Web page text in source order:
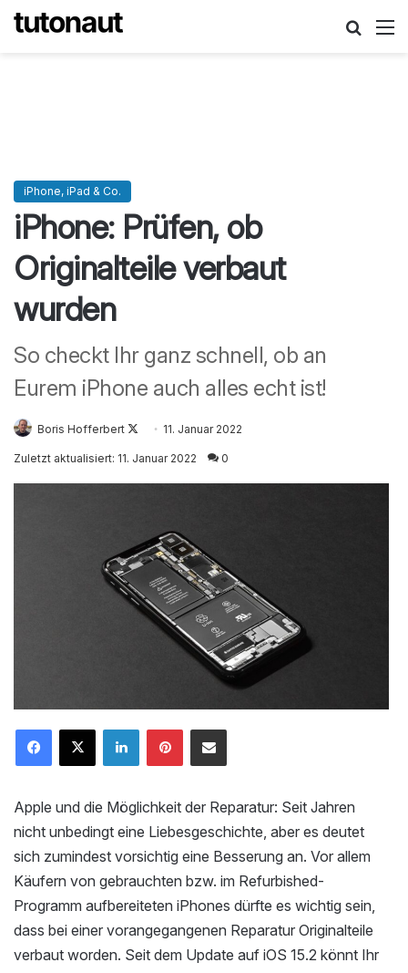
iPhone, iPad & Co.
iPhone: Prüfen, ob
Originalteile verbaut
wurden
So checkt Ihr ganz schnell, ob an
Eurem iPhone auch alles echt ist!
Boris Hofferbert
Follow11. Januar 2022
Zuletzt aktualisiert: 11. Januar 2022 0
LinkedInPinterestMailen
Apple und die Möglichkeit der Reparatur: Seit Jahren
nicht unbedingt eine Liebesgeschichte, aber es deutet
sich zumindest vorsichtig eine Besserung an. Vor allem
Käufern von gebrauchten bzw. im Refurbished-
Programm aufbereiteten iPhones dürfte es wichtig sein,
dass bei einer vorangegangenen Reparatur Originalteile
verbaut worden. Seit dem Update auf iOS 15.2 könnt Ihr